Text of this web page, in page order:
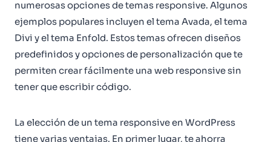
numerosas opciones de temas responsive. Algunos
ejemplos populares incluyen el tema Avada, el tema
Divi y el tema Enfold. Estos temas ofrecen diseños
predefinidos y opciones de personalización que te
permiten crear fácilmente una web responsive sin
tener que escribir código.
La elección de un tema responsive en WordPress
tiene varias ventajas. En primer lugar, te ahorra